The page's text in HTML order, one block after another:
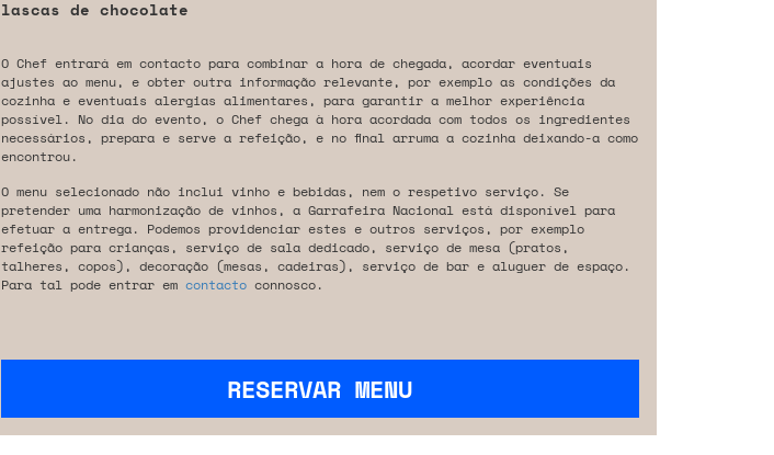
lascas de chocolate
O Chef entrará em contacto para combinar a hora de chegada, acordar eventuais
ajustes ao menu, e obter outra informação relevante, por exemplo as condições da
cozinha e eventuais alergias alimentares, para garantir a melhor experiência
possível. No dia do evento, o Chef chega à hora acordada com todos os ingredientes
necessários, prepara e serve a refeição, e no final arruma a cozinha deixando-a como
encontrou.
O menu selecionado não inclui vinho e bebidas, nem o respetivo serviço. Se
pretender uma harmonização de vinhos, a Garrafeira Nacional está disponível para
efetuar a entrega. Podemos providenciar estes e outros serviços, por exemplo
refeição para crianças, serviço de sala dedicado, serviço de mesa (pratos,
talheres, copos), decoração (mesas, cadeiras), serviço de bar e aluguer de espaço.
Para tal pode entrar em contactoconnosco.
RESERVAR MENU